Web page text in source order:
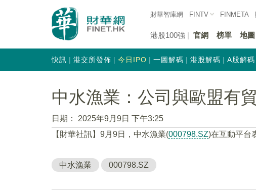
財華智庫網 FINTV FINMETA
港股100強 官網 榜單 地圖
快訊 港交所發佈 今日IPO 一圖解碼 港股解碼 A股解碼
中水漁業：公司與歐盟有
日期：
2025年9月9日 下午3:25
【財華社訊】9月9日，中水漁業(000798.SZ)在互動平台
中水漁業 000798.SZ